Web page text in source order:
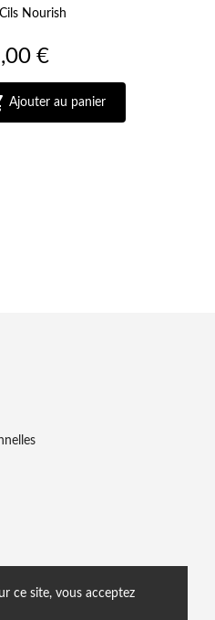
ce site, vous acceptez
Nourish
€
Ajouter au panier